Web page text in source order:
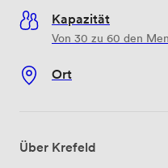
Kapazität
Von 30 zu 60 den
Ort
Über Krefeld